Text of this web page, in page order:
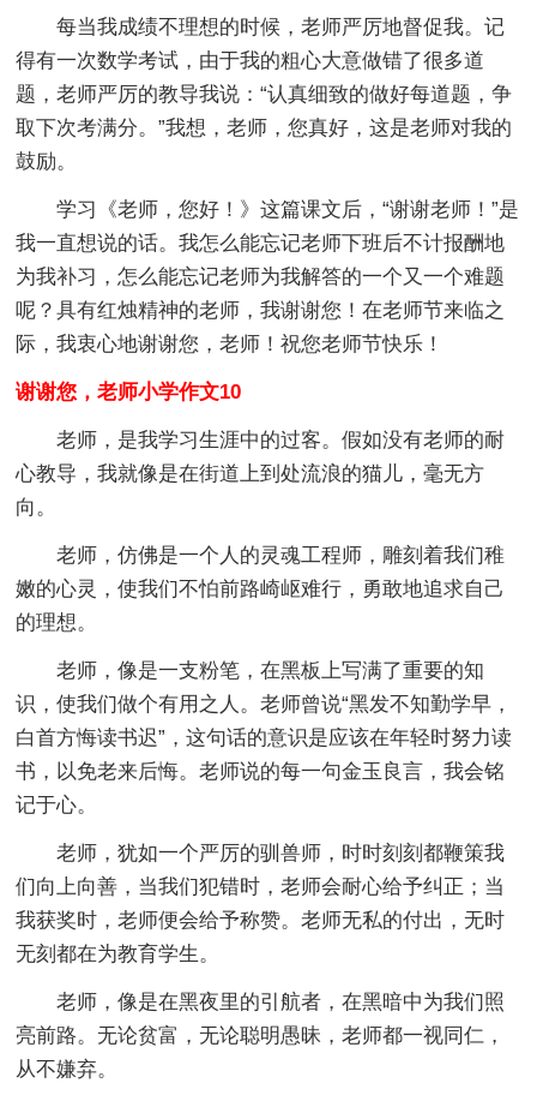
每当我成绩不理想的时候，老师严厉地督促我。记
得有一次数学考试，由于我的粗心大意做错了很多道
题，老师严厉的教导我说：“认真细致的做好每道题，争
取下次考满分。”我想，老师，您真好，这是老师对我的
鼓励。
学习《老师，您好！》这篇课文后，“谢谢老师！”是
我一直想说的话。我怎么能忘记老师下班后不计报酬地
为我补习，怎么能忘记老师为我解答的一个又一个难题
呢？具有红烛精神的老师，我谢谢您！在老师节来临之
际，我衷心地谢谢您，老师！祝您老师节快乐！
谢谢您，老师小学作文10
老师，是我学习生涯中的过客。假如没有老师的耐
心教导，我就像是在街道上到处流浪的猫儿，毫无方
向。
老师，仿佛是一个人的灵魂工程师，雕刻着我们稚
嫩的心灵，使我们不怕前路崎岖难行，勇敢地追求自己
的理想。
老师，像是一支粉笔，在黑板上写满了重要的知
识，使我们做个有用之人。老师曾说“黑发不知勤学早，
白首方悔读书迟”，这句话的意识是应该在年轻时努力读
书，以免老来后悔。老师说的每一句金玉良言，我会铭
记于心。
老师，犹如一个严厉的驯兽师，时时刻刻都鞭策我
们向上向善，当我们犯错时，老师会耐心给予纠正；当
我获奖时，老师便会给予称赞。老师无私的付出，无时
无刻都在为教育学生。
老师，像是在黑夜里的引航者，在黑暗中为我们照
亮前路。无论贫富，无论聪明愚昧，老师都一视同仁，
从不嫌弃。